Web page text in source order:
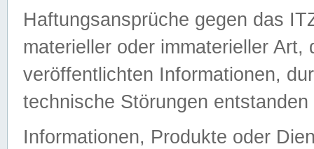
Haftungsansprüche gegen das
materieller oder immaterieller
veröffentlichten Informationen,
technische Störungen
Informationen, Produkte oder